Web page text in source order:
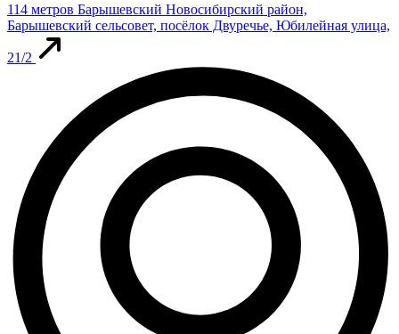
114 метров Барышевский Новосибирский район,
Барышевский сельсовет, посёлок Двуречье, Юбилейная улица,
21/2